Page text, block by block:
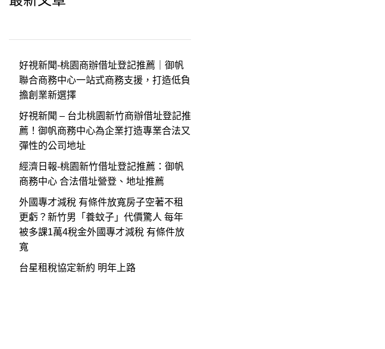
好視新聞-桃園商辦借址登記推薦｜御帆
聯合商務中心一站式商務支援，打造低負
擔創業新選擇
好視新聞 – 台北桃園新竹商辦借址登記推
薦！御帆商務中心為企業打造專業合法又
彈性的公司地址
經濟日報-桃園新竹借址登記推薦：御帆
商務中心 合法借址營登、地址推薦
外國專才減稅 有條件放寬房子空著不租
更虧？新竹男「養蚊子」代價驚人 每年
被多課1萬4稅金外國專才減稅 有條件放
寬
台星租稅協定新約 明年上路